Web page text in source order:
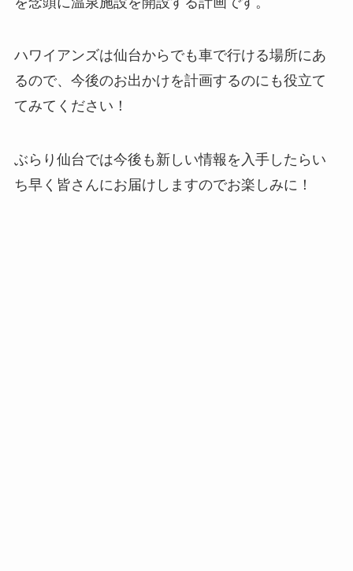
ハワイアンズは仙台からでも車で行ける場所にあ
るので、今後のお出かけを計画するのにも役立て
てみてください！
ぶらり仙台では今後も新しい情報を入手したらい
ち早く皆さんにお届けしますのでお楽しみに！